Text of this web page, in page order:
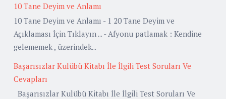
10 Tane Deyim ve Anlamı
10 Tane Deyim ve Anlamı - 1 20 Tane Deyim ve
Açıklaması İçin Tıklayın ... - Afyonu patlamak : Kendine
gelememek , üzerindek...
Başarısızlar Kulübü Kitabı İle İlgili Test Soruları Ve
Cevapları
Başarısızlar Kulübü Kitabı İle İlgili Test Soruları Ve